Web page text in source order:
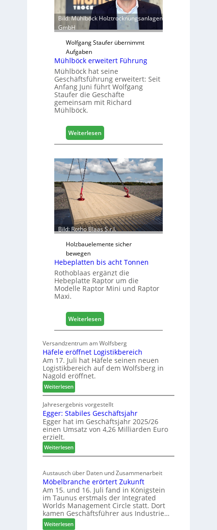
e
i
n
t
l
l
i
g
e
n
v
e
r
e
t
z
Bild: Mühlböck Holztrocknungsanlagen
GmbH
Wolfgang Staufer übernimmt
Aufgaben
Mühlböck erweitert Führung
Mühlböck hat seine
Geschäftsführung erweitert: Seit
Anfang Juni führt Wolfgang
Staufer die Geschäfte
gemeinsam mit Richard
Mühlböck.
Weiterlesen:
M
h
l
e
r
w
e
t
e
r
t
h
r
n
g
Bild: Rotho Blaas S.r.l.
Holzbauelemente sicher
bewegen
Hebeplatten bis acht Tonnen
Rothoblaas ergänzt die
Hebeplatte Raptor um die
Modelle Raptor Mini und Raptor
Maxi.
Weiterlesen:
H
b
e
p
e
n
b
a
h
t
T
o
n
Versandzentrum am Wolfsberg
Häfele eröffnet Logistikbereich
Am 17. Juli hat Häfele seinen neuen
Logistikbereich auf dem Wolfsberg in
Nagold eröffnet.
Weiterlesen:
H
ä
f
e
l
e
r
f
f
n
e
t
L
o
Jahresergebnis vorgestellt
Egger: Stabiles Geschäftsjahr
Egger hat im Geschäftsjahr 2025/26
einen Umsatz von 4,26 Milliarden Euro
erzielt.
Weiterlesen:
E
g
e
r
:
S
t
a
Austausch über Daten und Zusammenarbeit
Möbelbranche erörtert Zukunft
Am 15. und 16. Juli fand in Königstein
im Taunus erstmals der Integrated
Worlds Management Circle statt. Dort
kamen Geschäftsführer aus Industrie…
Weiterlesen: